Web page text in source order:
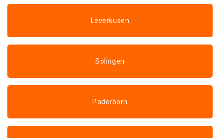
Leverkusen
Solingen
Paderborn